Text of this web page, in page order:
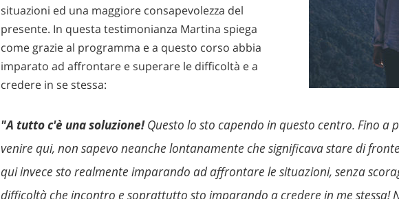
situazioni ed una maggiore consapevolezza del
presente. In questa testimonianza Martina spiega
come grazie al programma e a questo corso abbia
imparato ad affrontare e superare le difficoltà e a
credere in se stessa:
"A tutto c'è una soluzione!Questo lo sto capendo in questo centro. Fino a
venire qui, non sapevo neanche lontanamente che significava stare di
qui invece sto realmente imparando ad affrontare le situazioni, senza
difficoltà che incontro e soprattutto sto imparando a credere in me stessa!